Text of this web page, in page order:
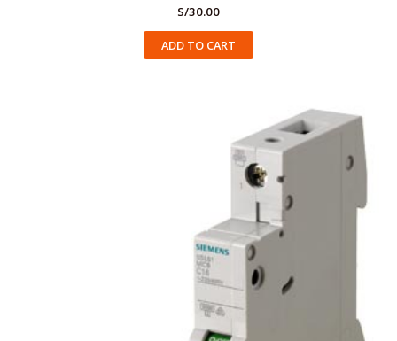
S/30.00
ADD TO CART